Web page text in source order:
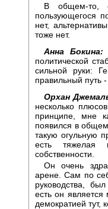
В общем-то,
пользующегося
нет,
тоже нет.
Анна Бокина:
политической
сильной руки:
правильный путь
Орхан
несколько
принципе, мне
появился в
такую огульную
есть тяжелая
собственности.
Он очень
арене. Сам по
руководства,
есть он
демократией тут,